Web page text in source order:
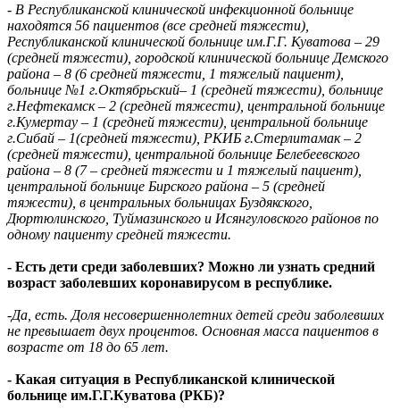
- В Республиканской клинической инфекционной больнице
находятся 56 пациентов (все средней тяжести),
Республиканской клинической больнице им.Г.Г. Куватова – 29
(средней тяжести), городской клинической больнице Демского
района – 8 (6 средней тяжести, 1 тяжелый пациент),
больнице №1 г.Октябрьский– 1 (средней тяжести), больнице
г.Нефтекамск – 2 (средней тяжести), центральной больнице
г.Кумертау – 1 (средней тяжести), центральной больнице
г.Сибай – 1(средней тяжести), РКИБ г.Стерлитамак – 2
(средней тяжести), центральной больнице Белебеевского
района – 8 (7 – средней тяжести и 1 тяжелый пациент),
центральной больнице Бирского района – 5 (средней
тяжести), в центральных больницах Буздякского,
Дюртюлинского, Туймазинского и Исянгуловского районов по
одному пациенту средней тяжести.
- Есть дети среди заболевших? Можно ли узнать средний
возраст заболевших коронавирусом в республике.
-Да, есть. Доля несовершеннолетних детей среди заболевших
не превышает двух процентов. Основная масса пациентов в
возрасте от 18 до 65 лет.
- Какая ситуация в Республиканской клинической
больнице им.Г.Г.Куватова (РКБ)?